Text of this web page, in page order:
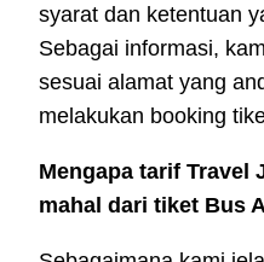
syarat dan ketentuan
Sebagai informasi,
sesuai alamat yang
melakukan booking
Mengapa tarif Travel
mahal dari tiket Bus